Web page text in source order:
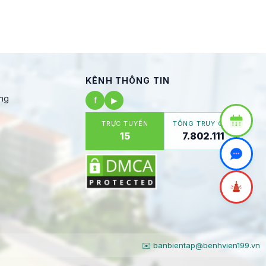
KÊNH THÔNG TIN
f
▶
TRỰC TUYẾN
15
TỔNG TRUY CẬP
7.802.111
✉️ banbientap@benhvien199.vn